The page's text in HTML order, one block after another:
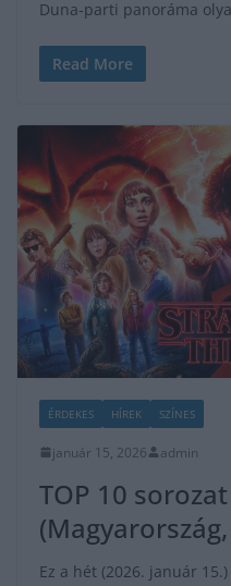
Duna-parti panoráma
Read More
ÉRDEKES HÍREK SZÍNES
január 15, 2026 admin
TOP 10
Ez a hét (2026. január